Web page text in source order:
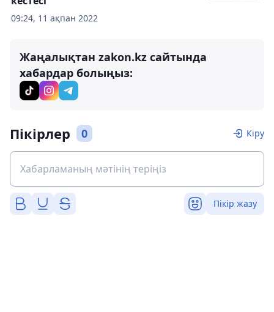
09:24, 11 ақпан 2022
Жаңалықтан zakon.kz сайтында
хабардар болыңыз:
Пікірлер 0 Кіру
Пікір жазу